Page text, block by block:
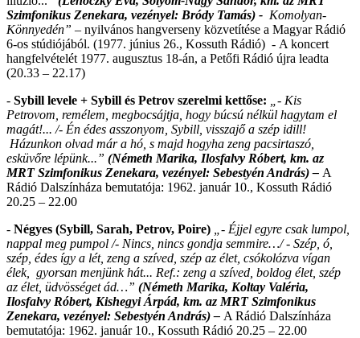
Szimfonikus Zenekara, vezényel: Bródy Tamás) - Komolyan-
Könnyedén” – nyilvános hangverseny közvetítése a Magyar Rádió
6-os stúdiójából. (1977. június 26., Kossuth Rádió) - A koncert
hangfelvételét 1977. augusztus 18-án, a Petőfi Rádió újra leadta
(20.33 – 22.17)
- Sybill levele + Sybill és Petrov szerelmi kettőse:
„- Kis
Petrovom, remélem, megbocsájtja, hogy búcsú nélkül hagytam el
magát!... /- Én édes asszonyom, Sybill, visszajő a szép idill!
Házunkon olvad már a hó, s majd hogyha zeng pacsirtaszó,
esküvőre lépünk...” (Németh Marika, Ilosfalvy Róbert, km. az
MRT Szimfonikus Zenekara, vezényel: Sebestyén András) – A
Rádió Dalszínháza bemutatója: 1962. január 10., Kossuth Rádió
20.25 – 22.00
- Négyes (Sybill, Sarah, Petrov, Poire)
„- Éjjel egyre csak lumpol,
nappal meg pumpol /- Nincs, nincs gondja semmire…/ - Szép, ó,
szép, édes így a lét, zeng a szíved, szép az élet, csókolózva vígan
élek, gyorsan menjünk hát... Ref.: zeng a szíved, boldog élet, szép
az élet, üdvösséget ád…” (Németh Marika, Koltay Valéria,
Ilosfalvy Róbert, Kishegyi Árpád, km. az MRT Szimfonikus
Zenekara, vezényel: Sebestyén András) – A Rádió Dalszínháza
bemutatója: 1962. január 10., Kossuth Rádió 20.25 – 22.00